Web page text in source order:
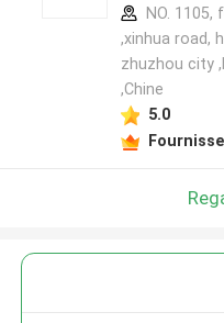
NO. 1105,
,xinhua road,
zhuzhou city
,Chine
5.0